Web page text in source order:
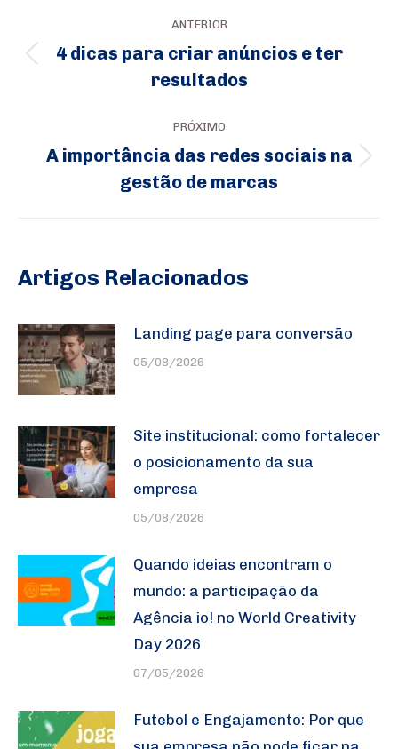
de
ANTERIOR
4 dicas para criar anúncios e ter
resultados
PRÓXIMO
A importância das redes sociais na
gestão de marcas
Artigos Relacionados
Landing page para conversão
05/08/2026
Site institucional: como fortalecer
o posicionamento da sua
empresa
05/08/2026
Quando ideias encontram o
mundo: a participação da
Agência io! no World Creativity
Day 2026
07/05/2026
Futebol e Engajamento: Por que